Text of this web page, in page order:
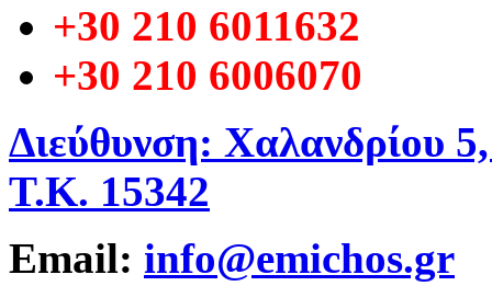
+30 210 6011632
+30 210 6006070
Διεύθυνση: Χαλανδρίου
Τ.Κ. 15342
Email: info@emichos.gr